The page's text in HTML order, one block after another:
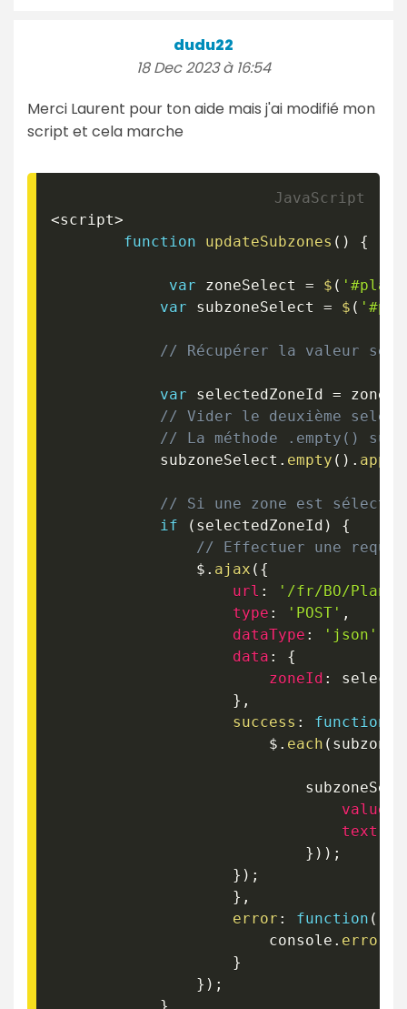
dudu22
18 Dec 2023 à 16:54
Merci Laurent pour ton aide mais j'ai modifié mon
script et cela marche
<script>
function
updateSubzones ( ) {
var zoneSelect = $ (
var subzoneSelect = $ (
// Récupérer la valeur
var selectedZoneId =
// Vider le deuxième select
// La méthode .empty()
            subzoneSelect
. empty ( ) .
// Si une zone est
if
( selectedZoneId )
{
// Effectuer une
                $
. ajax ( {
url :
'/fr/BO/
type : 'POST' ,
dataType : 'json'
data :
{
zoneId :
} ,
success : function
                        $
. each ( subzones
value
text
} ) ) ;
} ) ;
} ,
error : function (
                        console
. error
}
} ) ;
}